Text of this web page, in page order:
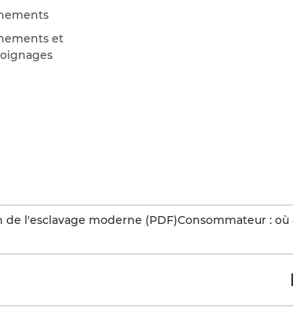
et
de l'esclavage moderne (PDF)Consommateur :